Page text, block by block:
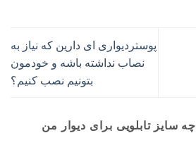
پوستردیواری ای دارین که نیاز به
نصاب نداشته باشه و خودمون
بتونیم نصب کنیم؟
چه سایز تابلویی برای دیوار من